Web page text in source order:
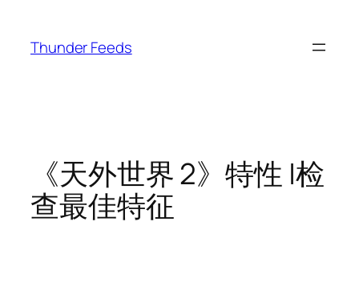
Thunder Feeds
《天外世界 2》特性 |检
查最佳特征